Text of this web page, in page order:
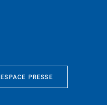
ESPACE PRESSE